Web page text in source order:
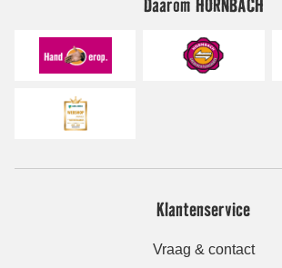
Klantenservice
Vraag & contact